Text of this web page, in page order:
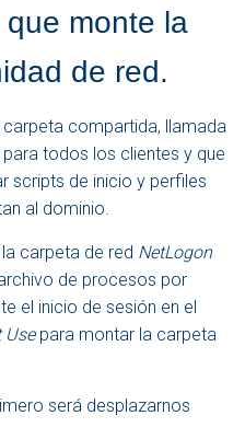
monte la
de red.
compartida, llamada
todos los clientes y que
scripts de inicio y perfiles
al dominio.
carpeta de red NetLogon
de procesos por
el inicio de sesión en el
Usepara montar la carpeta
será desplazarnos